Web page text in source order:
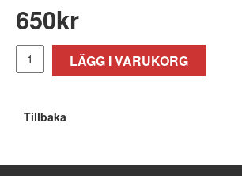
650kr
LÄGG I VARUKORG
Tillbaka